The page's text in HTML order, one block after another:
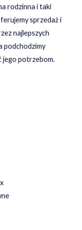
rodzinna i taki
sprzedaż i
najlepszych
podchodzimy
jego potrzebom.